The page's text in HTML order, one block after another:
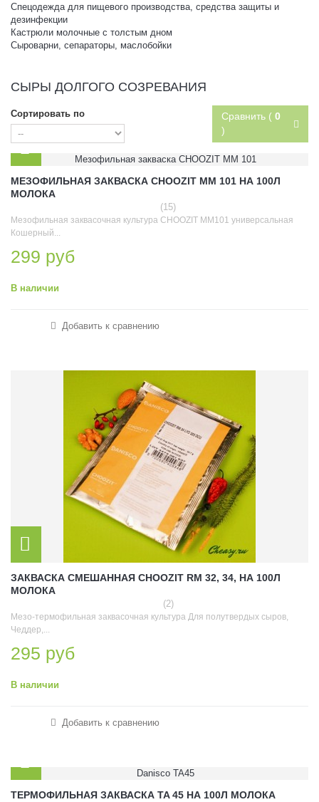
Спецодежда для пищевого производства, средства защиты и
дезинфекции
Кастрюли молочные с толстым дном
Сыроварни, сепараторы, маслобойки
СЫРЫ ДОЛГОГО СОЗРЕВАНИЯ
Сортировать по Сравнить (0
)
МЕЗОФИЛЬНАЯ ЗАКВАСКА CHOOZIT MM 101 НА 100Л
МОЛОКА
(15)
Мезофильная заквасочная культура CHOOZIT MM101 универсальная
Кошерный...
299 руб
В наличии
Добавить к сравнению
ЗАКВАСКА СМЕШАННАЯ CHOOZIT RM 32, 34, НА 100Л
МОЛОКА
(2)
Мезо-термофильная заквасочная культура Для полутвердых сыров,
Чеддер,...
295 руб
В наличии
Добавить к сравнению
ТЕРМОФИЛЬНАЯ ЗАКВАСКА TA 45 НА 100Л МОЛОКА